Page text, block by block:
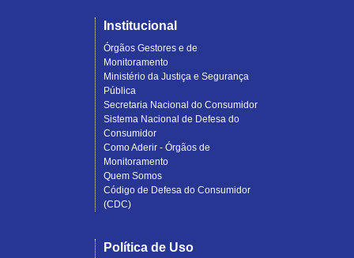
Institucional
Órgãos Gestores e de
Monitoramento
Ministério da Justiça e Segurança
Pública
Secretaria Nacional do Consumidor
Sistema Nacional de Defesa do
Consumidor
Como Aderir - Órgãos de
Monitoramento
Quem Somos
Código de Defesa do Consumidor
(CDC)
Política de Uso